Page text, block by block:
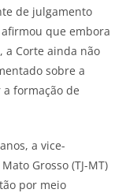
de julgamento
que embora
a Corte ainda não
sobre a
formação de
a vice-
Grosso (TJ-MT)
por meio